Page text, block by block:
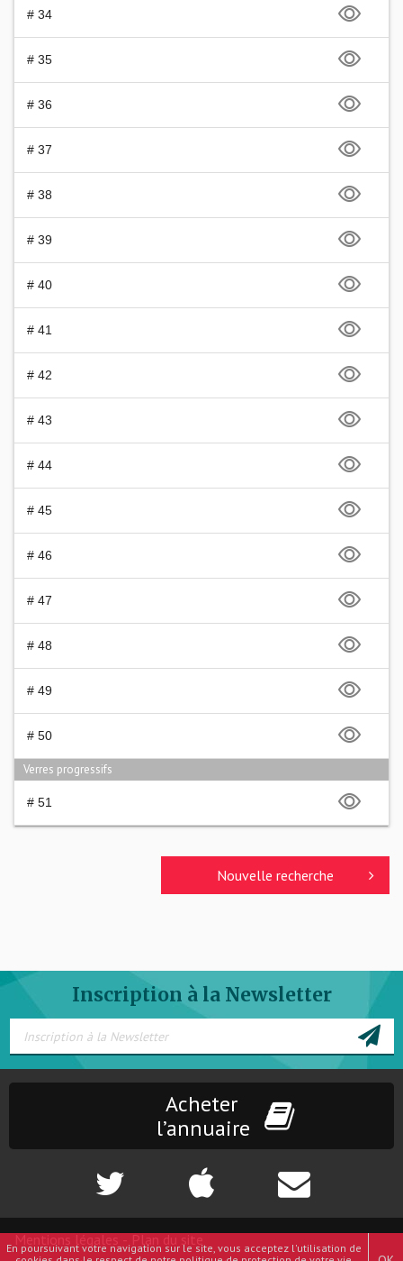
# 34
# 35
# 36
# 37
# 38
# 39
# 40
# 41
# 42
# 43
# 44
# 45
# 46
# 47
# 48
# 49
# 50
Verres progressifs
# 51
Nouvelle recherche
Inscription à la Newsletter
Acheter
l’annuaire
Mentions légales
Plan du site
En poursuivant votre navigation sur le site, vous acceptez l'utilisation de